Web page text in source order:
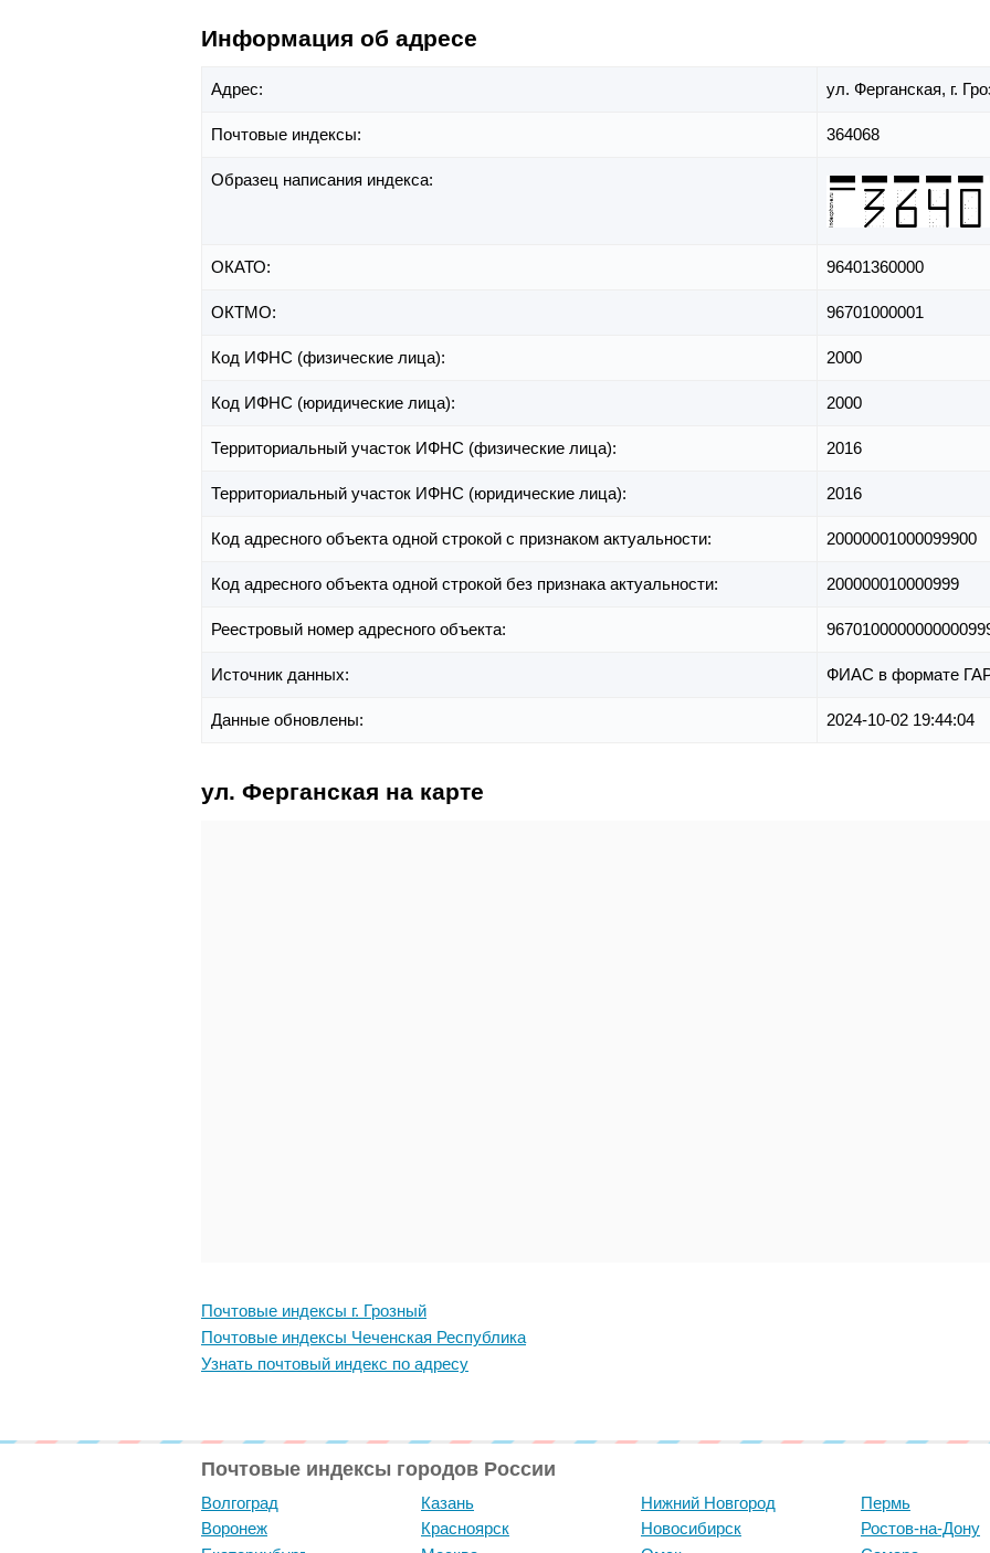
Информация об адресе
Адрес: ул. Ферганская, г.
Почтовые индексы: 364068
Образец написания индекса:
ОКАТО: 96401360000
ОКТМО: 96701000001
Код ИФНС (физические лица): 2000
Код ИФНС (юридические лица): 2000
Территориальный участок ИФНС (физические лица): 2016
Территориальный участок ИФНС (юридические лица): 2016
Код адресного объекта одной строкой с признаком актуальности: 20000001000099900
Код адресного объекта одной строкой без признака актуальности: 200000010000999
Реестровый номер адресного объекта:
Источник данных: ФИАС в формате
Данные обновлены: 2024-10-02 19:44:04
ул. Ферганская на карте
Почтовые индексы г. Грозный
Почтовые индексы Чеченская Республика
Узнать почтовый индекс по адресу
Почтовые индексы городов России
Волгоград
Воронеж
Казань
Красноярск
Нижний Новгород
Новосибирск
Пермь
Ростов-на-Дону